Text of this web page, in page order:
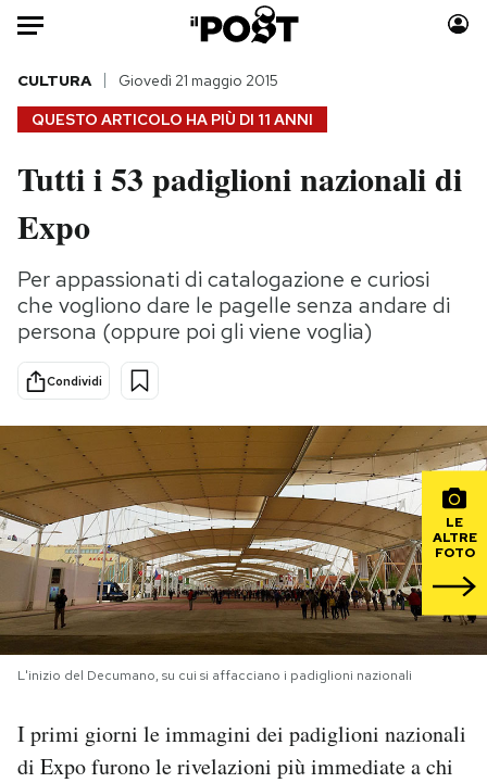
Auto
HOME
Italia
Politica
Tecnologia
Internet
Scienza
Cultura
Economia
Moda
Storie/Idee
Ok Boomer!
Media
Mondiali calcio 2026
PODCAST
NEWSLETTER
I MIEI PREFERITI
SHOP
QUESTO ARTICOLO HA PIÙ DI 11 ANNI
CULTURA Giovedì 21 maggio 2015
Tutti i 53 padiglioni nazionali di
Expo
Per appassionati di catalogazione e curiosi
che vogliono dare le pagelle senza andare di
persona (oppure poi gli viene voglia)
Condividi
LE
ALTRE
FOTO
L'inizio del Decumano, su cui si affacciano i padiglioni nazionali
I primi giorni le immagini dei padiglioni nazionali
di Expo furono le rivelazioni più immediate a chi